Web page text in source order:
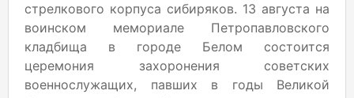
стрелкового корпуса сибиряков. 13 августа на
воинском мемориале Петропавловского
кладбища в городе Белом состоится
церемония захоронения советских
военнослужащих, павших в годы Великой